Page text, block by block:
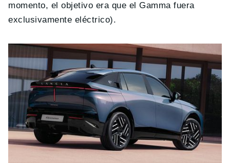
momento, el objetivo era que el Gamma fuera
exclusivamente eléctrico).